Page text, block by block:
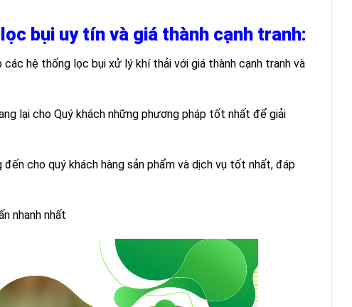
bụi uy tín và giá thành cạnh tranh:
các hệ thống lọc bụi xử lý khí thải với giá thành cạnh tranh và
lại cho Quý khách những phương pháp tốt nhất để giải
cho quý khách hàng sản phẩm và dịch vụ tốt nhất, đáp
nhanh nhất